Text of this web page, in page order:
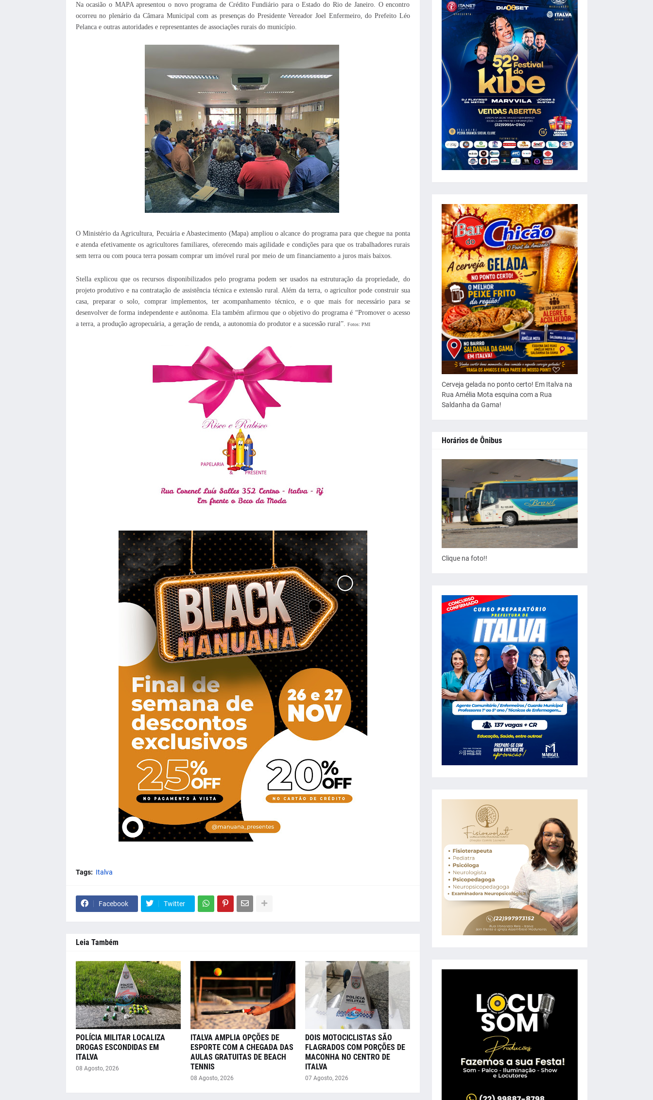
Na ocasião o MAPA apresentou o novo programa de Crédito Fundiário para o Estado do Rio de Janeiro. O encontro
ocorreu no plenário da Câmara Municipal com as presenças do Presidente Vereador Joel Enfermeiro, do Prefeito Léo
Pelanca e outras autoridades e representantes de associações rurais do município.
O Ministério da Agricultura, Pecuária e Abastecimento (Mapa) ampliou o alcance do programa para que chegue na ponta
e atenda efetivamente os agricultores familiares, oferecendo mais agilidade e condições para que os trabalhadores rurais
sem terra ou com pouca terra possam comprar um imóvel rural por meio de um financiamento a juros mais baixos.
Stella explicou que os recursos disponibilizados pelo programa podem ser usados na estruturação da propriedade, do
projeto produtivo e na contratação de assistência técnica e extensão rural. Além da terra, o agricultor pode construir sua
casa, preparar o solo, comprar implementos, ter acompanhamento técnico, e o que mais for necessário para se
desenvolver de forma independente e autônoma. Ela também afirmou que o objetivo do programa é “Promover o acesso
a terra, a produção agropecuária, a geração de renda, a autonomia do produtor e a sucessão rural”.
Fotos: PMI
Tags: Italva
Facebook Twitter
Leia Também
POLÍCIA MILITAR LOCALIZA
DROGAS ESCONDIDAS EM
ITALVA
08 Agosto, 2026
ITALVA AMPLIA OPÇÕES DE
ESPORTE COM A CHEGADA DAS
AULAS GRATUITAS DE BEACH
TENNIS
08 Agosto, 2026
DOIS MOTOCICLISTAS SÃO
FLAGRADOS COM PORÇÕES DE
MACONHA NO CENTRO DE
ITALVA
07 Agosto, 2026
Cerveja gelada no ponto certo! Em Italva na
Rua Amélia Mota esquina com a Rua
Saldanha da Gama!
Horários de Ônibus
Clique na foto!!